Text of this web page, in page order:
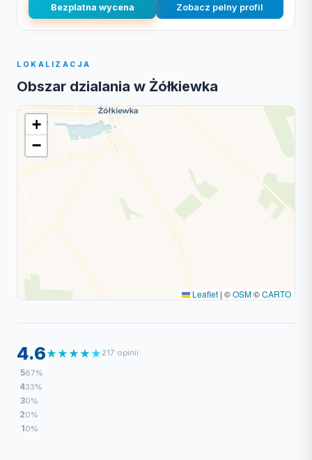
Bezplatna wycena Zobacz pelny profil
LOKALIZACJA
Obszar dzialania w Żółkiewka
+
−
Leaflet | ©OSM©CARTO
4.6★★★★★ 217 opinii
567%
433%
30%
20%
10%